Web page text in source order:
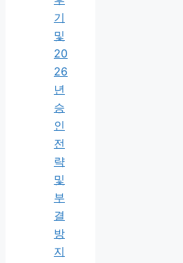
기
및
20
26
년
승
인
전
략
및
부
결
방
지